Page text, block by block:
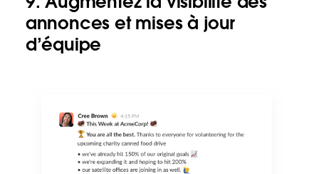
annonces et mises à jour
d’équipe